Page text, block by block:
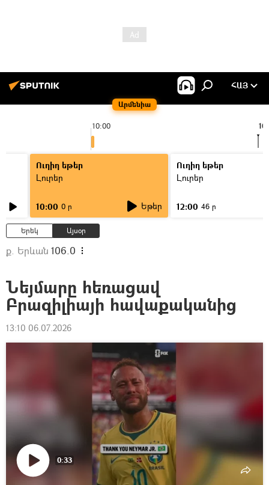
Արմենիա
ՀԱՅ
10:00
Ուղիղ եթեր
Լուրեր
10:00 0 ր Եթեր
Ուղիղ եթեր
Լուրեր
12:00 46 ր
Երեկ Այսօր
ք. Երևան 106.0
Նեյմարը հեռացավ
Բրազիլիայի հավաքականից
13:10 06.07.2026
0:33